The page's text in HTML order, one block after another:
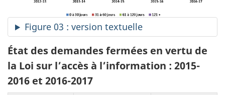
Figure 03 : version textuelle
État des demandes fermées en vertu de
la Loi sur l’accès à l’information : 2015-
2016 et 2016-2017